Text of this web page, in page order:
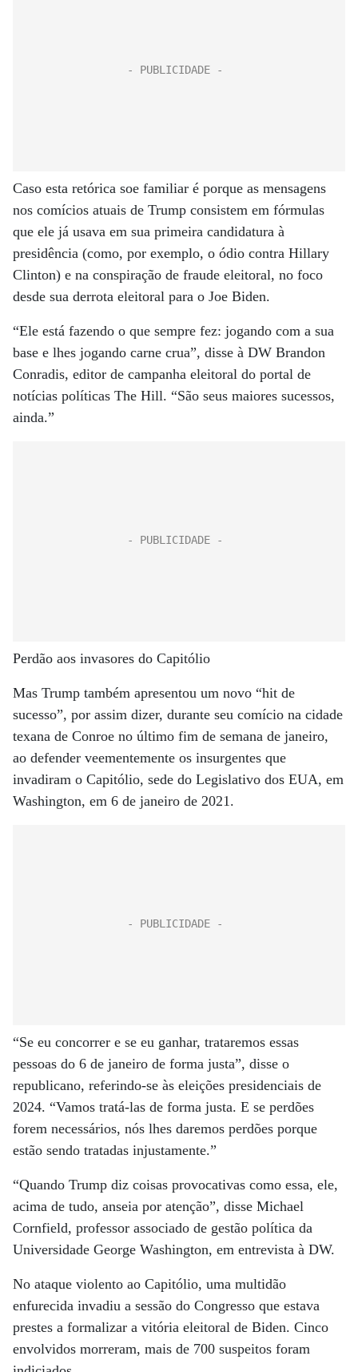
Caso esta retórica soe familiar é porque as mensagens
nos comícios atuais de Trump consistem em fórmulas
que ele já usava em sua primeira candidatura à
presidência (como, por exemplo, o ódio contra Hillary
Clinton) e na conspiração de fraude eleitoral, no foco
desde sua derrota eleitoral para o Joe Biden.
“Ele está fazendo o que sempre fez: jogando com a sua
base e lhes jogando carne crua”, disse à DW Brandon
Conradis, editor de campanha eleitoral do portal de
notícias políticas The Hill. “São seus maiores sucessos,
ainda.”
Perdão aos invasores do Capitólio
Mas Trump também apresentou um novo “hit de
sucesso”, por assim dizer, durante seu comício na cidade
texana de Conroe no último fim de semana de janeiro,
ao defender veementemente os insurgentes que
invadiram o Capitólio, sede do Legislativo dos EUA, em
Washington, em 6 de janeiro de 2021.
“Se eu concorrer e se eu ganhar, trataremos essas
pessoas do 6 de janeiro de forma justa”, disse o
republicano, referindo-se às eleições presidenciais de
2024. “Vamos tratá-las de forma justa. E se perdões
forem necessários, nós lhes daremos perdões porque
estão sendo tratadas injustamente.”
“Quando Trump diz coisas provocativas como essa, ele,
acima de tudo, anseia por atenção”, disse Michael
Cornfield, professor associado de gestão política da
Universidade George Washington, em entrevista à DW.
No ataque violento ao Capitólio, uma multidão
enfurecida invadiu a sessão do Congresso que estava
prestes a formalizar a vitória eleitoral de Biden. Cinco
envolvidos morreram, mais de 700 suspeitos foram